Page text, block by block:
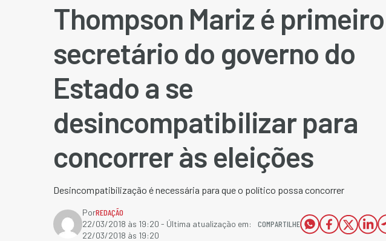
Thompson Mariz é primeiro
secretário do governo do
Estado a se
desincompatibilizar para
concorrer às eleições
Desincompatibilização é necessária para que o político possa concorrer
PorREDAÇÃO
22/03/2018 às 19:20 - Última atualização em:
22/03/2018 às 19:20
COMPARTILHE